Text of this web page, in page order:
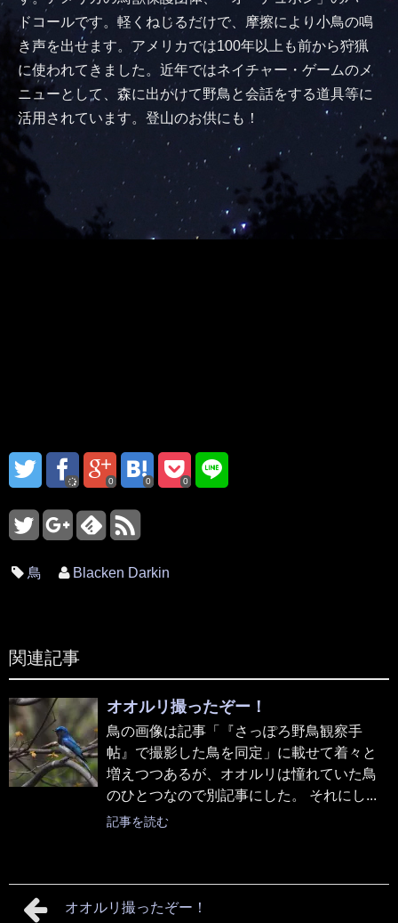
ドコールです。軽くねじるだけで、摩擦により小鳥の鳴
き声を出せます。アメリカでは100年以上も前から狩猟
に使われてきました。近年ではネイチャー・ゲームのメ
ニューとして、森に出かけて野鳥と会話をする道具等に
活用されています。登山のお供にも！
0 0 0
鳥 Blacken Darkin
関連記事
オオルリ撮ったぞー！
鳥の画像は記事「『さっぽろ野鳥観察手
帖』で撮影した鳥を同定」に載せて着々と
増えつつあるが、オオルリは憧れていた鳥
のひとつなので別記事にした。 それにし...
記事を読む
オオルリ撮ったぞー！